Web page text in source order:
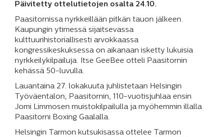
Päivitetty ottelutietojen osalta 24.10.
Paasitornissa nyrkkeillään pitkän tauon jälkeen.
Kaupungin ytimessä sijaitsevassa
kulttuurihistoriallisesti arvokkaassa
kongressikeskuksessa on aikanaan isketty lukuisia
nyrkkeilykilpailuja. Itse GeeBee otteli Paasitornin
kehässä 50-luvulla.
Lauantaina 27. lokakuuta juhlistetaan Helsingin
Työväentalon, Paasitornin, 110-vuotisjuhlaa ensin
Jomi Limmosen muistokilpailulla ja myöhemmin illalla
Paasitorni Boxing Gaalalla.
Helsingin Tarmon kutsukisassa ottelee Tarmon